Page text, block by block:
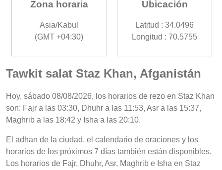
Zona horaria
Asia/Kabul
(GMT +04:30)
Ubicación
Latitud : 34.0496
Longitud : 70.5755
Tawkit salat Staz Khan, Afganistán
Hoy, sábado 08/08/2026, los horarios de rezo en Staz Khan
son: Fajr a las 03:30, Dhuhr a las 11:53, Asr a las 15:37,
Maghrib a las 18:42 y Isha a las 20:10.
El adhan de la ciudad, el calendario de oraciones y los
horarios de los próximos 7 días también están disponibles.
Los horarios de Fajr, Dhuhr, Asr, Maghrib e Isha en Staz